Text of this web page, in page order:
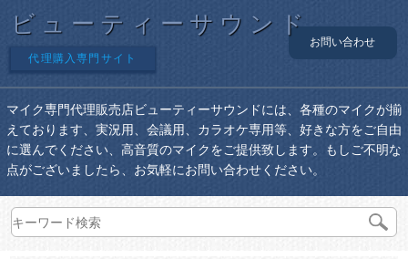
ビューティーサウンド
代理購入専門サイト
お問い合わせ
マイク専門代理販売店ビューティーサウンドには、各種のマイクが揃
えております、実況用、会議用、カラオケ専用等、好きな方をご自由
に選んでください、高音質のマイクをご提供致します。もしご不明な
点がございましたら、お気軽にお問い合わせください。